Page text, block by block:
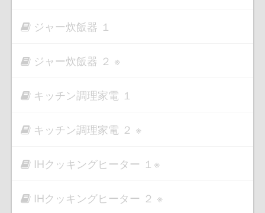
ジャー炊飯器 １
ジャー炊飯器 ２ ※
キッチン調理家電 １
キッチン調理家電 ２ ※
IHクッキングヒーター １※
IHクッキングヒーター ２ ※